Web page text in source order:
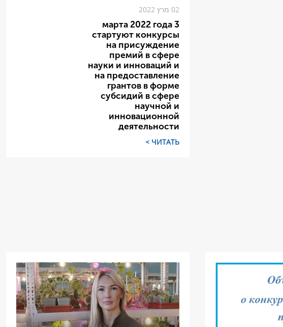
02 מרץ 2022
3 марта 2022 года
стартуют конкурсы
на присуждение
премий в сфере
науки и инноваций и
на предоставление
грантов в форме
субсидий в сфере
научной и
инновационной
деятельности
ЧИТАТЬ >